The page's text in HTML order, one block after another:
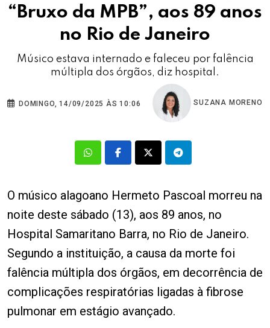
“Bruxo da MPB”, aos 89 anos
no Rio de Janeiro
Músico estava internado e faleceu por falência
múltipla dos órgãos, diz hospital.
DOMINGO, 14/09/2025 ÀS 10:06 SUZANA MORENO
O músico alagoano Hermeto Pascoal morreu na
noite deste sábado (13), aos 89 anos, no
Hospital Samaritano Barra, no Rio de Janeiro.
Segundo a instituição, a causa da morte foi
falência múltipla dos órgãos, em decorrência de
complicações respiratórias ligadas à fibrose
pulmonar em estágio avançado.